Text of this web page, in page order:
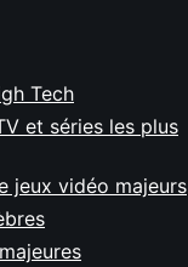
Tech
et séries les plus
jeux vidéo majeurs